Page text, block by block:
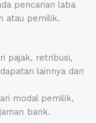
pencarian laba
atau pemilik.
pajak, retribusi,
lainnya dari
modal pemilik,
bank.